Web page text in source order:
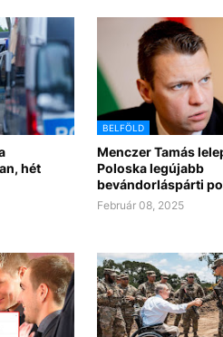
hét
BELFÖLD
Menczer Tamás
Poloska legújabb
bevándorláspárti
Február 08, 2025